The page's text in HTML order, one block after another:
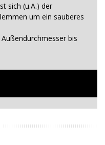
sich (u.A.) der
um ein sauberes
bis